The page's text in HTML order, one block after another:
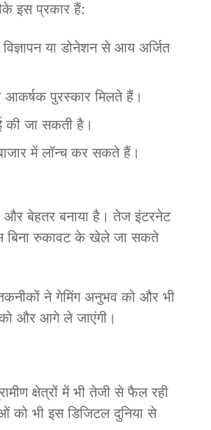
इस प्रकार हैं:
या डोनेशन से आय अर्जित
आकर्षक पुरस्कार मिलते हैं।
की जा सकती है।
में लॉन्च कर सकते हैं।
बेहतर बनाया है। तेज इंटरनेट
बिना रुकावट के खेले जा सकते
ने गेमिंग अनुभव को और भी
और आगे ले जाएंगी।
क्षेत्रों में भी तेजी से फैल रही
को भी इस डिजिटल दुनिया से